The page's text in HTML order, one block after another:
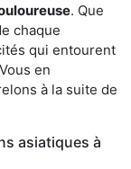
. Que
chaque
qui entourent
en
à la suite de
asiatiques à